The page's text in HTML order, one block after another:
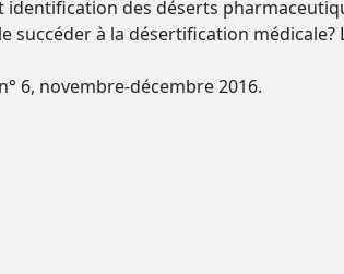
des déserts
à la désertification médicale?
6, novembre-décembre 2016.